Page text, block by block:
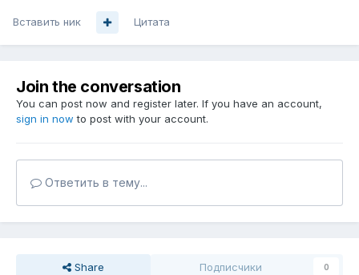
Вставить ник Цитата
Join the conversation
You can post now and register later. If you have an account,
sign in now to post with your account.
Ответить в тему...
Share Подписчики 0